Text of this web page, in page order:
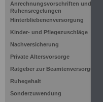
Anrechnungsvorschriften und
Ruhensregelungen
Hinterbliebenenversorgung
Kinder- und Pflegezuschläge
Nachversicherung
Private Altersvorsorge
Ratgeber zur Beamtenversorgung
Ruhegehalt
Sonderzuwendung